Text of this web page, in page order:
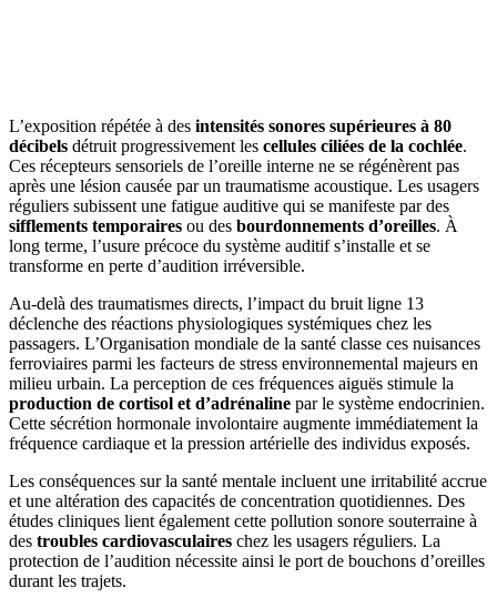
L’exposition répétée à des intensités sonores supérieures à 80
décibels détruit progressivement les cellules ciliées de la cochlée.
Ces récepteurs sensoriels de l’oreille interne ne se régénèrent pas
après une lésion causée par un traumatisme acoustique. Les usagers
réguliers subissent une fatigue auditive qui se manifeste par des
sifflements temporaires ou des bourdonnements d’oreilles. À
long terme, l’usure précoce du système auditif s’installe et se
transforme en perte d’audition irréversible.
Au-delà des traumatismes directs, l’impact du bruit ligne 13
déclenche des réactions physiologiques systémiques chez les
passagers. L’Organisation mondiale de la santé classe ces nuisances
ferroviaires parmi les facteurs de stress environnemental majeurs en
milieu urbain. La perception de ces fréquences aiguës stimule la
production de cortisol et d’adrénaline par le système endocrinien.
Cette sécrétion hormonale involontaire augmente immédiatement la
fréquence cardiaque et la pression artérielle des individus exposés.
Les conséquences sur la santé mentale incluent une irritabilité accrue
et une altération des capacités de concentration quotidiennes. Des
études cliniques lient également cette pollution sonore souterraine à
des troubles cardiovasculaires chez les usagers réguliers. La
protection de l’audition nécessite ainsi le port de bouchons d’oreilles
durant les trajets.